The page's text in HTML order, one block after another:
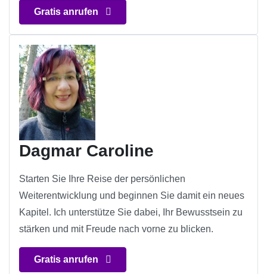
Gratis anrufen
Dagmar Caroline
Starten Sie Ihre Reise der persönlichen
Weiterentwicklung und beginnen Sie damit ein neues
Kapitel. Ich unterstütze Sie dabei, Ihr Bewusstsein zu
stärken und mit Freude nach vorne zu blicken.
Gratis anrufen